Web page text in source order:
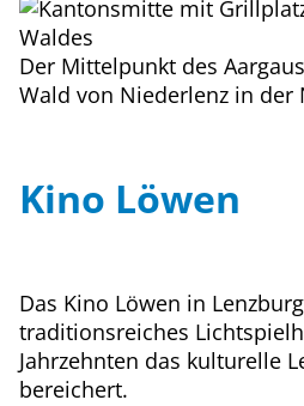
Der Mittelpunkt des
Wald von Niederlenz in der
Kino Löwen
Das Kino Löwen in
traditionsreiches
Jahrzehnten das kulturelle
bereichert.